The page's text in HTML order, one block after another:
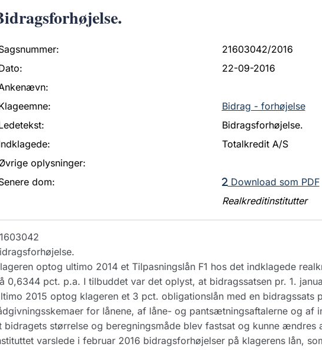
21603042/2016
22-09-2016
Bidrag - forhøjelse
Bidragsforhøjelse.
Totalkredit A/S
oplysninger:
dom:
Download som PDF
Realkreditinstitutter
optog ultimo 2014 et Tilpasningslån F1 hos det indklagede
0,6344 pct. p.a. I tilbuddet var det oplyst, at bidragssatsen pr. 1.
2015 optog klageren et 3 pct. obligationslån med en bidragssats
for lånene, af låne- og pantsætningsaftalerne og af
bidragets størrelse og beregningsmåde blev fastsat og kunne ændres
varslede i februar 2016 bidragsforhøjelser på klagerens lån,